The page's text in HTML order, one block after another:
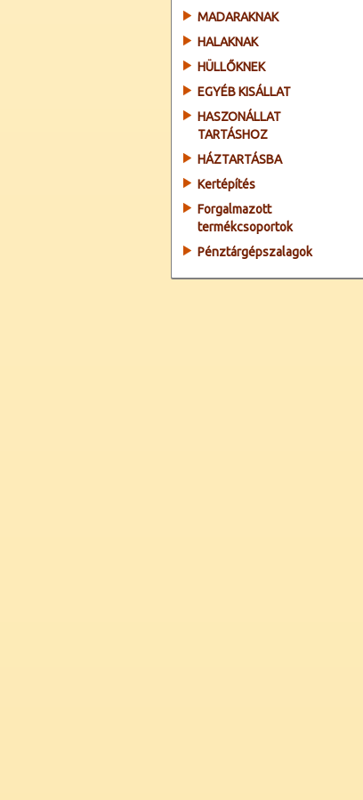
MADARAKNAK
HALAKNAK
HÜLLŐKNEK
EGYÉB KISÁLLAT
HASZONÁLLAT
TARTÁSHOZ
HÁZTARTÁSBA
Kertépítés
Forgalmazott
termékcsoportok
Pénztárgépszalagok